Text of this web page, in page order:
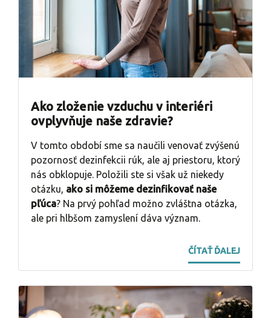
Ako zloženie vzduchu v interiéri
ovplyvňuje naše zdravie?
V tomto období sme sa naučili venovať zvýšenú
pozornosť dezinfekcii rúk, ale aj priestoru, ktorý
nás obklopuje. Položili ste si však už niekedy
otázku, ako si môžeme dezinfikovať naše
pľúca? Na prvý pohľad možno zvláštna otázka,
ale pri hlbšom zamyslení dáva význam.
ČÍTAŤ ĎALEJ